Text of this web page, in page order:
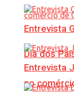
Dia dos
no
Entrevista
Entrevista